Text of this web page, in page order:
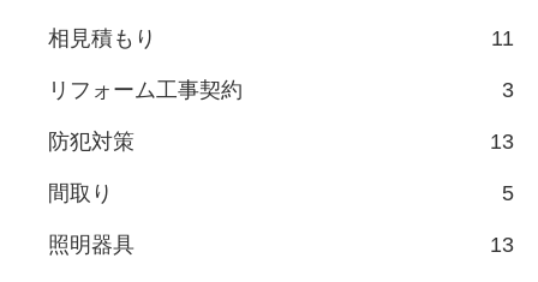
相見積もり 11
リフォーム工事契約 3
防犯対策 13
間取り 5
照明器具 13